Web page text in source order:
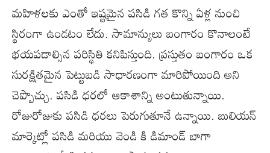
మహిళలకు ఎంతో ఇష్టమైన పసిడి గత కొన్ని ఏళ్ల నుంచి
స్థిరంగా ఉండటం లేదు. సామాన్యులు బంగారం కొనాలంటే
భయపడాల్సిన పరిస్థితి కనిపిస్తుంది. ప్రస్తుతం బంగారం ఒక
సురక్షితమైన పెట్టుబడి సాధారణంగా మారిపోయింది అని
చెప్పొచ్చు. పసిడి ధరలో ఆకాశాన్ని అంటుతున్నాయి.
రోజురోజుకు పసిడి ధరలు పెరుగుతూనే ఉన్నాయి. బులియన్
మార్కెట్లో పసిడి మరియు వెండి కి డిమాండ్ బాగా